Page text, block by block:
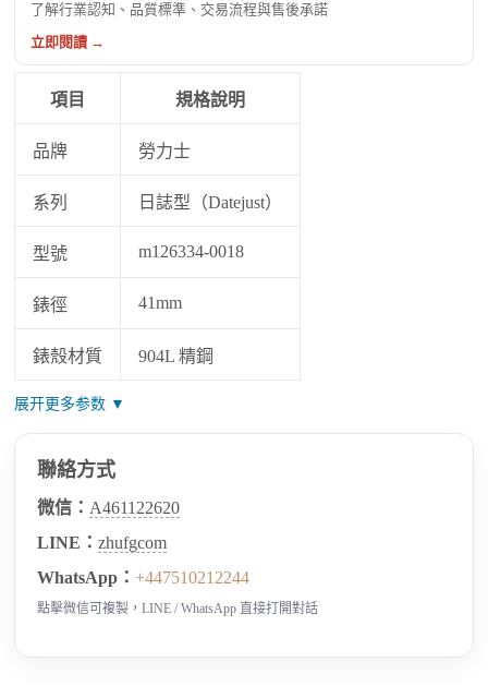
了解行業認知、品質標準、交易流程與售後承諾
立即閱讀 →
項目 規格說明
品牌 勞力士
系列 日誌型（Datejust）
型號 m126334-0018
錶徑 41mm
錶殼材質 904L 精鋼
展开更多参数 ▼
聯絡方式
微信： A461122620
LINE：zhufgcom
WhatsApp：+447510212244
點擊微信可複製，LINE / WhatsApp 直接打開對話